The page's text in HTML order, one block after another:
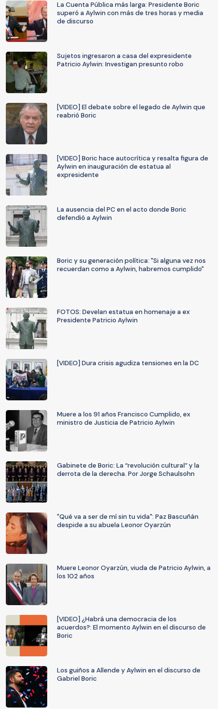
La Cuenta Pública más larga: Presidente Boric
superó a Aylwin con más de tres horas y media
de discurso
Sujetos ingresaron a casa del expresidente
Patricio Aylwin: Investigan presunto robo
[VIDEO] El debate sobre el legado de Aylwin que
reabrió Boric
[VIDEO] Boric hace autocrítica y resalta figura de
Aylwin en inauguración de estatua al
expresidente
La ausencia del PC en el acto donde Boric
defendió a Aylwin
Boric y su generación política: "Si alguna vez nos
recuerdan como a Aylwin, habremos cumplido"
FOTOS: Develan estatua en homenaje a ex
Presidente Patricio Aylwin
[VIDEO] Dura crisis agudiza tensiones en la DC
Muere a los 91 años Francisco Cumplido, ex
ministro de Justicia de Patricio Aylwin
Gabinete de Boric: La “revolución cultural” y la
derrota de la derecha. Por Jorge Schaulsohn
"Qué va a ser de mí sin tu vida": Paz Bascuñán
despide a su abuela Leonor Oyarzún
Muere Leonor Oyarzún, viuda de Patricio Aylwin, a
los 102 años
[VIDEO] ¿Habrá una democracia de los
acuerdos?: El momento Aylwin en el discurso de
Boric
Los guiños a Allende y Aylwin en el discurso de
Gabriel Boric